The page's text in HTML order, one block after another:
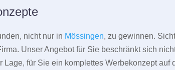
nicht nur in Mössingen, zu gewinnen.
Unser Angebot für Sie beschränkt sich
Lage, für Sie ein komplettes Werbekonzept auf